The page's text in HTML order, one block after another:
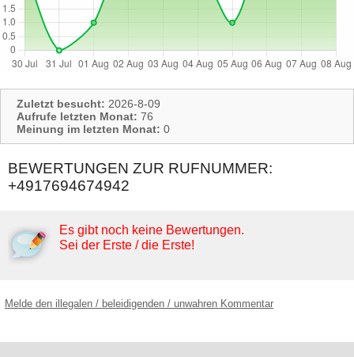
Zuletzt besucht: 2026-8-09
Aufrufe letzten Monat: 76
Meinung im letzten Monat: 0
BEWERTUNGEN ZUR RUFNUMMER:
+4917694674942
Es gibt noch keine Bewertungen.
Sei der Erste / die Erste!
Melde den illegalen / beleidigenden / unwahren Kommentar